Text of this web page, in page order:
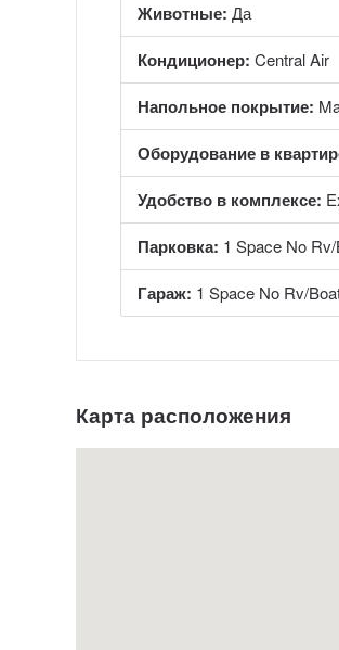
Животные: Да
Кондиционер: Central Air
Напольное покрытие:
Оборудование в
Удобство в комплексе:
Парковка: 1 Space No
Гараж: 1 Space No Rv/
Карта расположения